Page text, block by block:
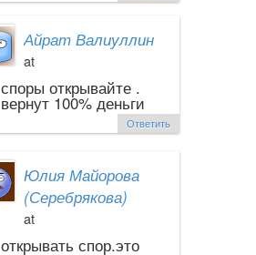
Айрат Валиуллин
at
споры открывайте .
вернут 100% деньги
Ответить
Юлия Майорова
(Серебрякова)
at
открывать спор.это